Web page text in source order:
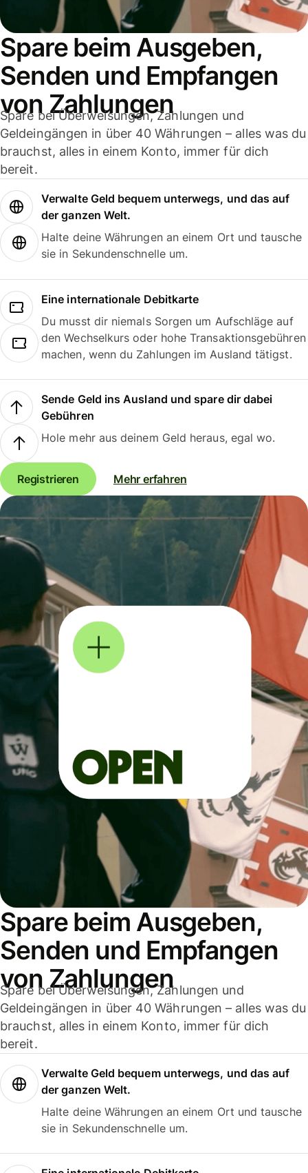
Spare beim Ausgeben,
Senden und Empfangen
von Zahlungen
Spare bei Überweisungen, Zahlungen und
Geldeingängen in über 40 Währungen – alles was du
brauchst, alles in einem Konto, immer für dich
bereit.
Verwalte Geld bequem unterwegs, und das auf
der ganzen Welt.
Halte deine Währungen an einem Ort und tausche
sie in Sekundenschnelle um.
Eine internationale Debitkarte
Du musst dir niemals Sorgen um Aufschläge auf
den Wechselkurs oder hohe Transaktionsgebühren
machen, wenn du Zahlungen im Ausland tätigst.
Sende Geld ins Ausland und spare dir dabei
Gebühren
Hole mehr aus deinem Geld heraus, egal wo.
Registrieren Mehr erfahren
Spare beim Ausgeben,
Senden und Empfangen
von Zahlungen
Spare bei Überweisungen, Zahlungen und
Geldeingängen in über 40 Währungen – alles was du
brauchst, alles in einem Konto, immer für dich
bereit.
Verwalte Geld bequem unterwegs, und das auf
der ganzen Welt.
Halte deine Währungen an einem Ort und tausche
sie in Sekundenschnelle um.